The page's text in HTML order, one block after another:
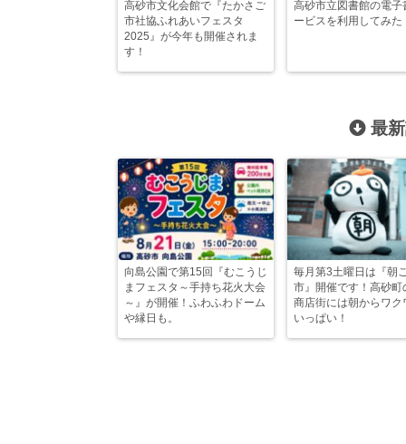
高砂市文化会館で『たかさご
市社協ふれあいフェスタ
2025』が今年も開催されま
す！
高砂市立図書館の電子
ービスを利用してみた
最
向島公園で第15回『むこうじ
まフェスタ～手持ち花火大会
～』が開催！ふわふわドーム
や縁日も。
毎月第3土曜日は『朝
市』開催です！高砂町
商店街には朝からワク
いっぱい！